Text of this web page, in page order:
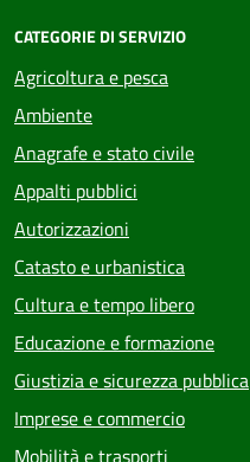
CATEGORIE DI SERVIZIO
Agricoltura e pesca
Ambiente
Anagrafe e stato civile
Appalti pubblici
Autorizzazioni
Catasto e urbanistica
Cultura e tempo libero
Educazione e formazione
Giustizia e sicurezza pubblica
Imprese e commercio
Mobilità e trasporti